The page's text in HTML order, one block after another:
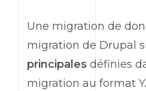
Une migration de
migration de Drupal
principales définies
migration au format